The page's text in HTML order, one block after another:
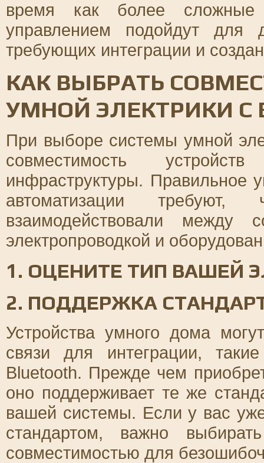
время как более сложные
управлением подойдут для
требующих интеграции и
КАК ВЫБРАТЬ
УМНОЙ ЭЛЕКТРИКИ
При выборе системы умной
совместимость
инфраструктуры. Правильное
автоматизации требуют,
взаимодействовали
электропроводкой и
1. ОЦЕНИТЕ ТИП ВАШЕЙ
2. ПОДДЕРЖКА
Устройства умного дома
связи для интеграции,
Bluetooth. Прежде чем
оно поддерживает те же
вашей системы. Если у вас
стандартом, важно
совместимостью для